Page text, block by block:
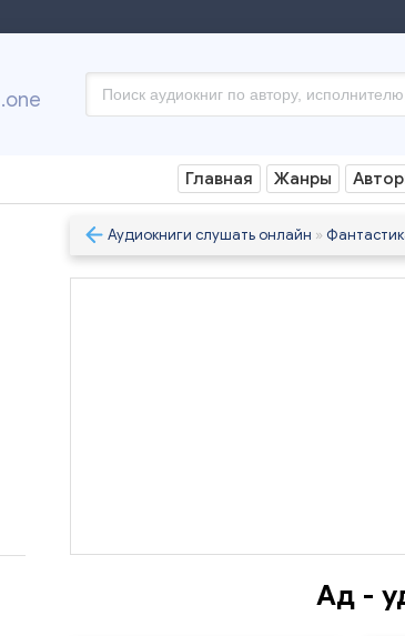
.one
Главная Жанры
Аудиокниги слушать онлайн »
Ад -